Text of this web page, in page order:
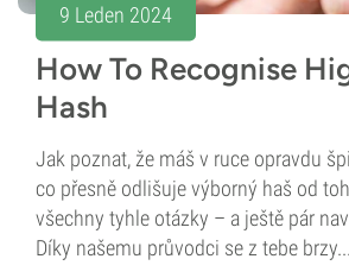
9 Leden 2024
How To Recognise
Hash
Jak poznat, že máš v ruce opravdu
co přesně odlišuje výborný haš od
všechny tyhle otázky – a ještě pár
Díky našemu průvodci se z tebe brzy...